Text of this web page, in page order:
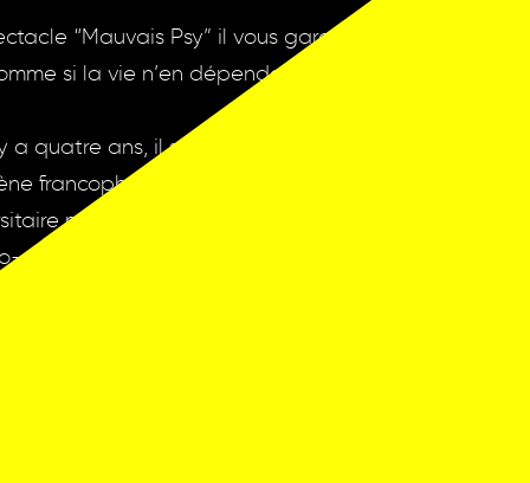
“Mauvais Psy” il vous garantit de ne résoudre
si la vie n’en dépendait pas.
a quatre ans, il s’impose comme l’un des jeunes
francophone. Il se vante régulièrement de son
mais ce n’est pas tout. Lauréat du Prix du
dirigé le Comedy Club 13 de Lausanne de 2022 à
et se produit désormais régulièrement en